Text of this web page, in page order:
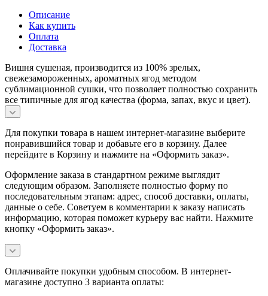
Описание
Как купить
Оплата
Доставка
Вишня сушеная, производится из 100% зрелых,
свежезамороженных, ароматных ягод методом
сублимационной сушки, что позволяет полностью сохранить
все типичные для ягод качества (форма, запах, вкус и цвет).
Для покупки товара в нашем интернет-магазине выберите
понравившийся товар и добавьте его в корзину. Далее
перейдите в Корзину и нажмите на «Оформить заказ».
Оформление заказа в стандартном режиме выглядит
следующим образом. Заполняете полностью форму по
последовательным этапам: адрес, способ доставки, оплаты,
данные о себе. Советуем в комментарии к заказу написать
информацию, которая поможет курьеру вас найти. Нажмите
кнопку «Оформить заказ».
Оплачивайте покупки удобным способом. В интернет-
магазине доступно 3 варианта оплаты: